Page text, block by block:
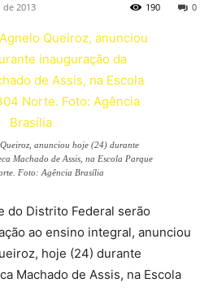
2013 0
190
anunciou hoje (24) durante
Machado de Assis, na Escola Parque
Foto: Agência Brasília
do Distrito Federal serão
ao ensino integral, anunciou
hoje (24) durante
Machado de Assis, na Escola